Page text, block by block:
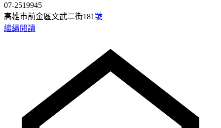
07-2519945
高雄市前金區文武二街181號
繼續閱讀